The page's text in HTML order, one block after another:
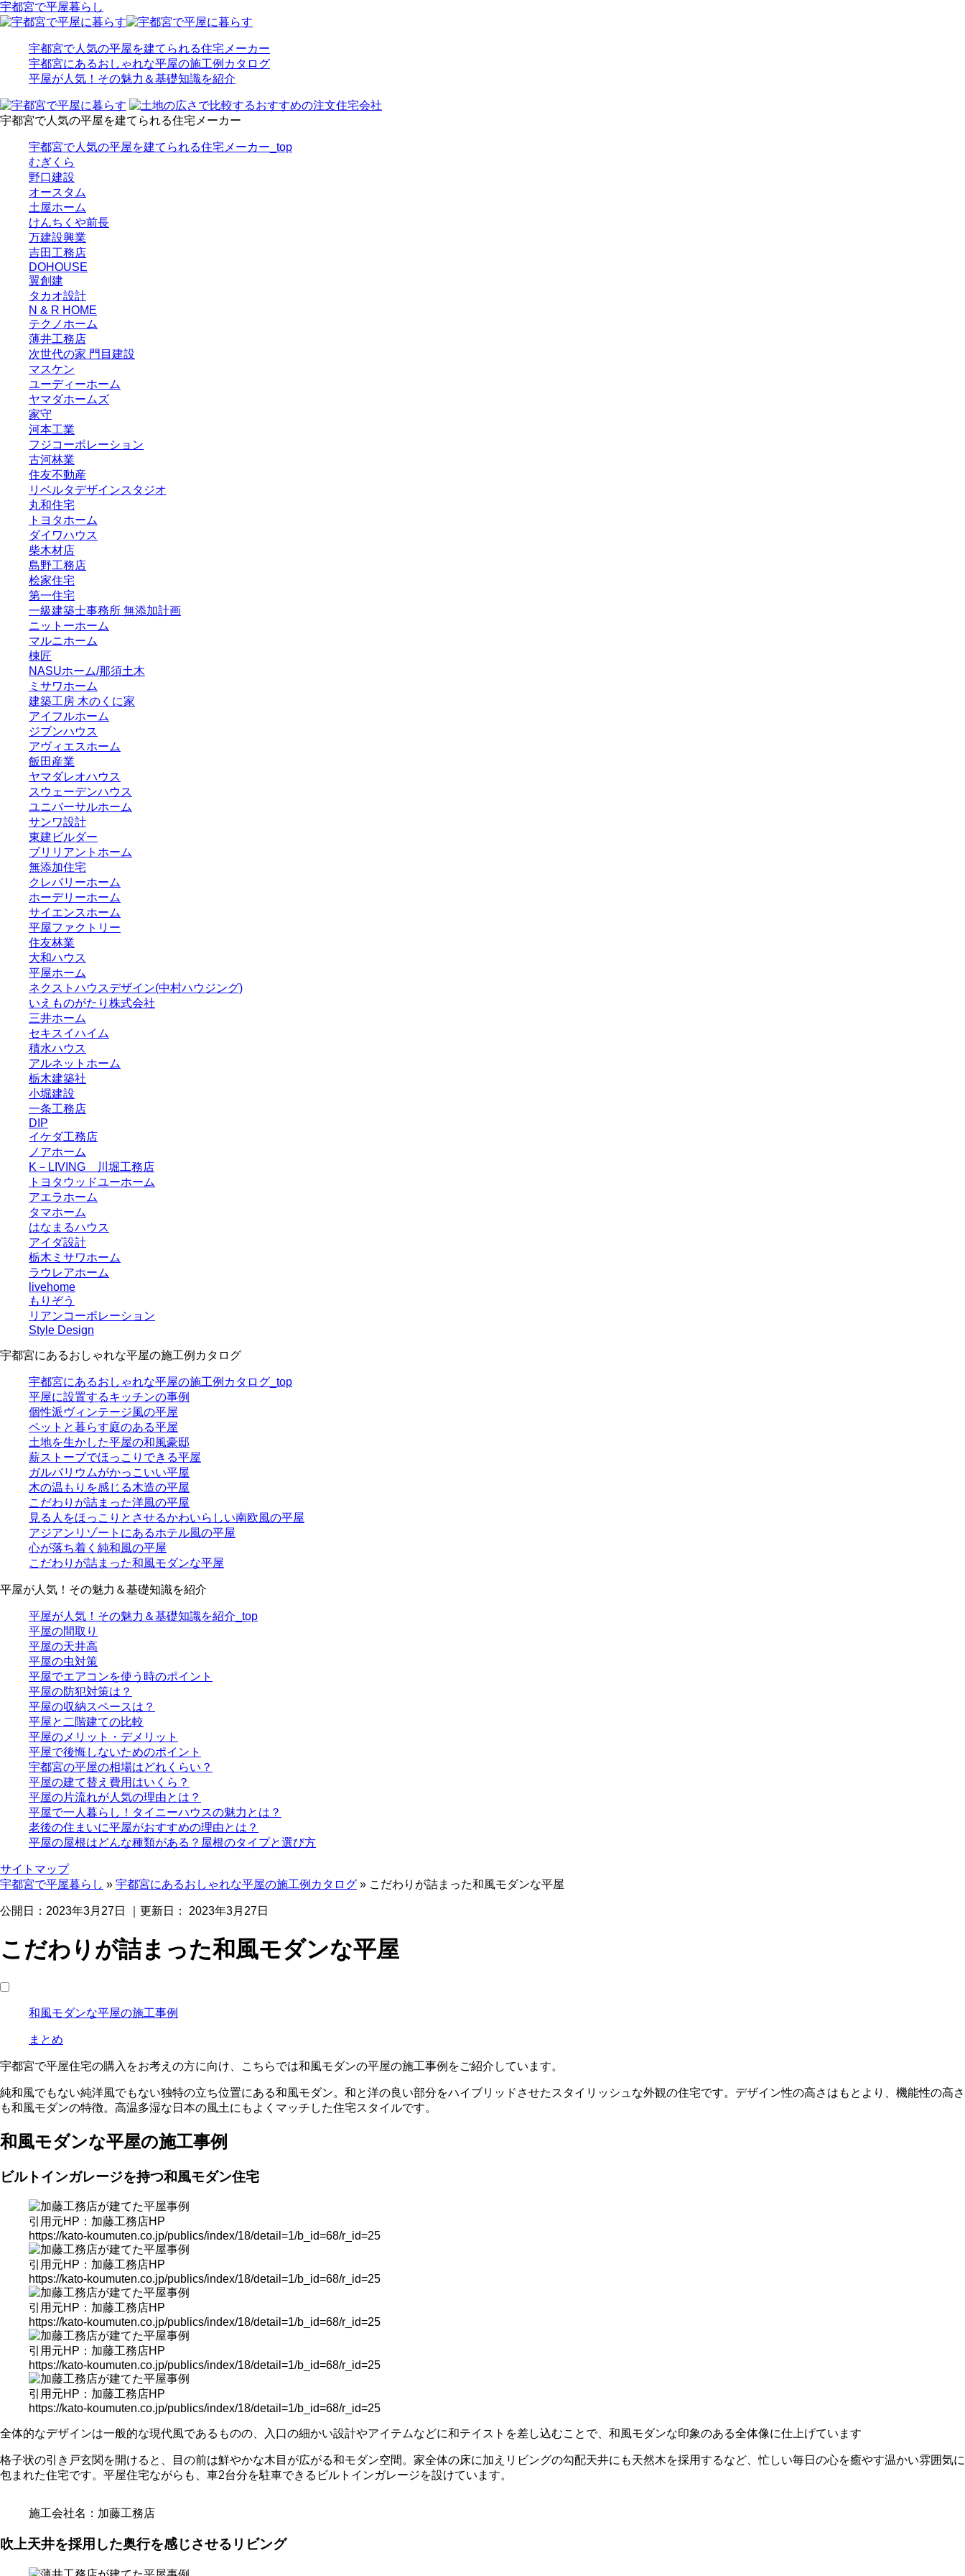
宇都宮で平屋暮らし
宇都宮で人気の平屋を建てられる住宅メーカー
宇都宮にあるおしゃれな平屋の施工例カタログ
平屋が人気！その魅力＆基礎知識を紹介
宇都宮で人気の平屋を建てられる住宅メーカー
宇都宮で人気の平屋を建てられる住宅メーカー_top
むぎくら
野口建設
オースタム
土屋ホーム
けんちくや前長
万建設興業
吉田工務店
DOHOUSE
翼創建
タカオ設計
N & R HOME
テクノホーム
薄井工務店
次世代の家 門目建設
マスケン
ユーディーホーム
ヤマダホームズ
家守
河本工業
フジコーポレーション
古河林業
住友不動産
リベルタデザインスタジオ
丸和住宅
トヨタホーム
ダイワハウス
柴木材店
島野工務店
桧家住宅
第一住宅
一級建築士事務所 無添加計画
ニットーホーム
マルニホーム
棟匠
NASUホーム/那須土木
ミサワホーム
建築工房 木のくに家
アイフルホーム
ジブンハウス
アヴィエスホーム
飯田産業
ヤマダレオハウス
スウェーデンハウス
ユニバーサルホーム
サンワ設計
東建ビルダー
ブリリアントホーム
無添加住宅
クレバリーホーム
ホーデリーホーム
サイエンスホーム
平屋ファクトリー
住友林業
大和ハウス
平屋ホーム
ネクストハウスデザイン(中村ハウジング)
いえものがたり株式会社
三井ホーム
セキスイハイム
積水ハウス
アルネットホーム
栃木建築社
小堀建設
一条工務店
DIP
イケダ工務店
ノアホーム
K－LIVING 川堀工務店
トヨタウッドユーホーム
アエラホーム
タマホーム
はなまるハウス
アイダ設計
栃木ミサワホーム
ラウレアホーム
livehome
もりぞう
リアンコーポレーション
Style Design
宇都宮にあるおしゃれな平屋の施工例カタログ
宇都宮にあるおしゃれな平屋の施工例カタログ_top
平屋に設置するキッチンの事例
個性派ヴィンテージ風の平屋
ペットと暮らす庭のある平屋
土地を生かした平屋の和風豪邸
薪ストーブでほっこりできる平屋
ガルバリウムがかっこいい平屋
木の温もりを感じる木造の平屋
こだわりが詰まった洋風の平屋
見る人をほっこりとさせるかわいらしい南欧風の平屋
アジアンリゾートにあるホテル風の平屋
心が落ち着く純和風の平屋
こだわりが詰まった和風モダンな平屋
平屋が人気！その魅力＆基礎知識を紹介
平屋が人気！その魅力＆基礎知識を紹介_top
平屋の間取り
平屋の天井高
平屋の虫対策
平屋でエアコンを使う時のポイント
平屋の防犯対策は？
平屋の収納スペースは？
平屋と二階建ての比較
平屋のメリット・デメリット
平屋で後悔しないためのポイント
宇都宮の平屋の相場はどれくらい？
平屋の建て替え費用はいくら？
平屋の片流れが人気の理由とは？
平屋で一人暮らし！タイニーハウスの魅力とは？
老後の住まいに平屋がおすすめの理由とは？
平屋の屋根はどんな種類がある？屋根のタイプと選び方
サイトマップ
宇都宮で平屋暮らし » 宇都宮にあるおしゃれな平屋の施工例カタログ » こだわりが詰まった和風モダンな平屋
公開日： 2023年3月27日 ｜更新日： 2023年3月27日
こだわりが詰まった和風モダンな平屋
和風モダンな平屋の施工事例
まとめ
宇都宮で平屋住宅の購入をお考えの方に向け、こちらでは和風モダンの平屋の施工事例をご紹介しています。
純和風でもない純洋風でもない独特の立ち位置にある和風モダン。和と洋の良い部分をハイブリッドさせたスタイリッシュな外観の住宅です。デザイン性の高さはもとより、機能性の高さ
も和風モダンの特徴。高温多湿な日本の風土にもよくマッチした住宅スタイルです。
和風モダンな平屋の施工事例
ビルトインガレージを持つ和風モダン住宅
引用元HP：加藤工務店HP
https://kato-koumuten.co.jp/publics/index/18/detail=1/b_id=68/r_id=25
引用元HP：加藤工務店HP
https://kato-koumuten.co.jp/publics/index/18/detail=1/b_id=68/r_id=25
引用元HP：加藤工務店HP
https://kato-koumuten.co.jp/publics/index/18/detail=1/b_id=68/r_id=25
引用元HP：加藤工務店HP
https://kato-koumuten.co.jp/publics/index/18/detail=1/b_id=68/r_id=25
引用元HP：加藤工務店HP
https://kato-koumuten.co.jp/publics/index/18/detail=1/b_id=68/r_id=25
全体的なデザインは一般的な現代風であるものの、入口の細かい設計やアイテムなどに和テイストを差し込むことで、和風モダンな印象のある全体像に仕上げています
格子状の引き戸玄関を開けると、目の前は鮮やかな木目が広がる和モダン空間。家全体の床に加えリビングの勾配天井にも天然木を採用するなど、忙しい毎日の心を癒やす温かい雰囲気に
包まれた住宅です。平屋住宅ながらも、車2台分を駐車できるビルトインガレージを設けています。
施工会社名：加藤工務店
吹上天井を採用した奥行を感じさせるリビング